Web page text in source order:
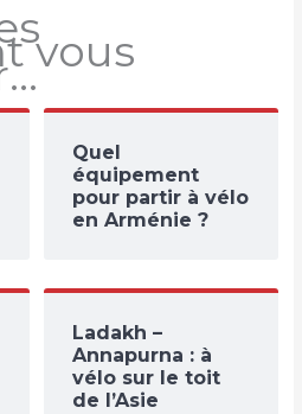
vous
Quel
équipement
pour partir à vélo
en Arménie ?
Ladakh –
Annapurna : à
vélo sur le toit
de l’Asie